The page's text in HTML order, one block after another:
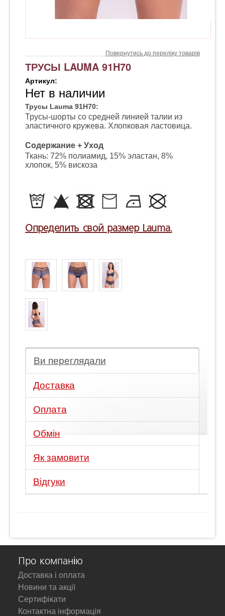
Повернутись до переліку товарів
ТРУСЫ LAUMA 91H70
Артикул:
Нет в наличии
Трусы Lauma 91H70:
Трусы-шорты со средней линией талии из
эластичного кружева. Хлопковая ластовица.
Содержание + Уход
Ткань: 72% полиамид, 15% эластан, 8%
хлопок, 5% вискоза
Определить свой размер Lauma.
Ви переглядали
Доставка
Оплата
Обмін
Як замовити
Відгуки
Про компанію
Доставка і оплата
Новини та акції
Сертифікати
Контактна інформація